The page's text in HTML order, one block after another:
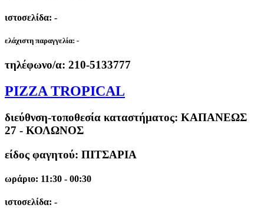
ιστοσελίδα: -
ελάχιστη παραγγελία: -
τηλέφωνο/α: 210-5133777
PIZZA TROPICAL
διεύθνση-τοποθεσία καταστήματος: ΚΑΠΑΝΕΩΣ
27 - ΚΟΛΩΝΟΣ
είδος φαγητού: ΠΙΤΣΑΡΙΑ
ωράριο: 11:30 - 00:30
ιστοσελίδα: -